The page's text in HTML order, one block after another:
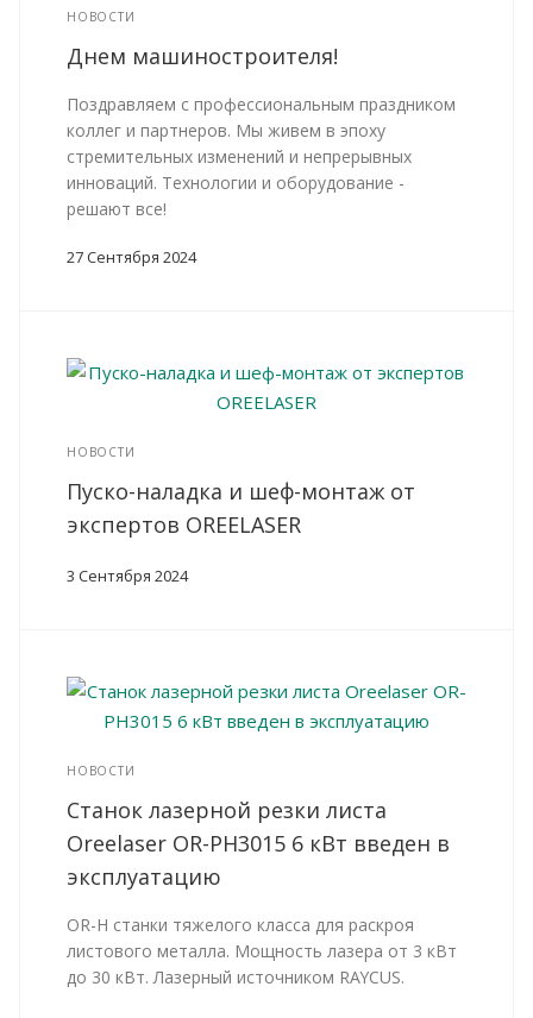
НОВОСТИ
Днем машиностроителя!
Поздравляем с профессиональным праздником
коллег и партнеров. Мы живем в эпоху
стремительных изменений и непрерывных
инноваций. Технологии и оборудование -
решают все!
27 Сентября 2024
НОВОСТИ
Пуско-наладка и шеф-монтаж от
экспертов OREELASER
3 Сентября 2024
НОВОСТИ
Станок лазерной резки листа
Oreelaser OR-PH3015 6 кВт введен в
эксплуатацию
OR-H станки тяжелого класса для раскроя
листового металла. Мощность лазера от 3 кВт
до 30 кВт. Лазерный источником RAYCUS.